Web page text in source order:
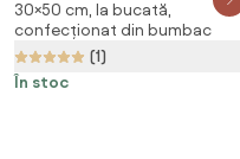
30x50 cm, 100% bumbac
30×50 cm, la bucată,
confecționat din bumbac
(1)
În stoc